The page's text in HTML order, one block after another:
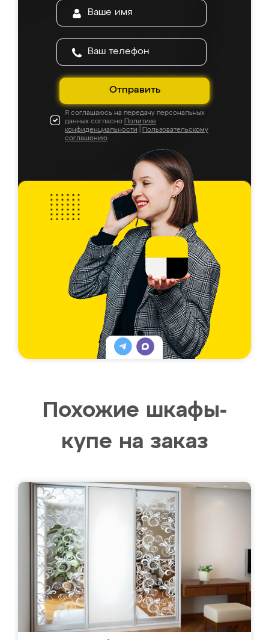
Отправить
Я соглашаюсь на передачу персональных
данных согласно Политике
конфиденциальности
Пользовательскому
соглашению
Похожие шкафы-
купе на заказ